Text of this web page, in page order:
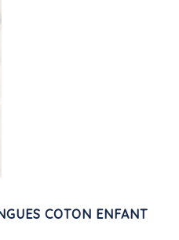
COTON ENFANT